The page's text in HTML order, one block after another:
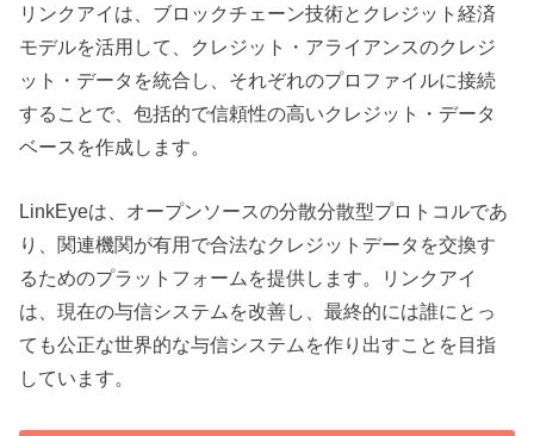
リンクアイは、ブロックチェーン技術とクレジット経済
モデルを活用して、クレジット・アライアンスのクレジ
ット・データを統合し、それぞれのプロファイルに接続
することで、包括的で信頼性の高いクレジット・データ
ベースを作成します。
LinkEyeは、オープンソースの分散分散型プロトコルであ
り、関連機関が有用で合法なクレジットデータを交換す
るためのプラットフォームを提供します。リンクアイ
は、現在の与信システムを改善し、最終的には誰にとっ
ても公正な世界的な与信システムを作り出すことを目指
しています。